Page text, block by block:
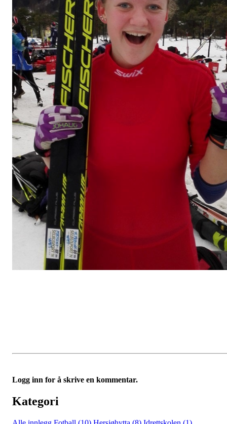
Logg inn for å skrive en kommentar.
Kategori